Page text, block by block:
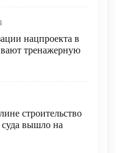
нацпроекта в
тренажерную
строительство
вышло на